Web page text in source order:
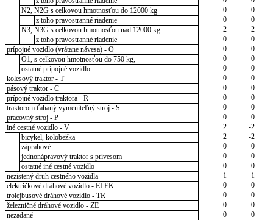
N2, N2G s celkovou hmotnosťou do 12000 kg
0
0
z toho pravostranné riadenie
0
0
N3, N3G s celkovou hmotnosťou nad 12000 kg
2
2
z toho pravostranné riadenie
0
0
prípojné vozidlo (vrátane návesa) - O
0
0
O1, s celkovou hmotnosťou do 750 kg,
0
0
ostatné prípojné vozidlo
0
0
kolesový traktor - T
0
0
pásový traktor - C
0
0
prípojné vozidlo traktora - R
0
0
traktorom ťahaný vymeniteľný stroj - S
0
0
pracovný stroj - P
0
0
iné cestné vozidlo - V
2
-2
bicykel, kolobežka
2
-2
záprahové
0
0
jednonápravový traktor s prívesom
0
0
ostatné iné cestné vozidlo
0
0
nezistený druh cestného vozidla
1
1
električkové dráhové vozidlo - ELEK
0
0
trolejbusové dráhové vozidlo - TR
0
0
železničné dráhové vozidlo - ZE
0
0
nezadané
0 0